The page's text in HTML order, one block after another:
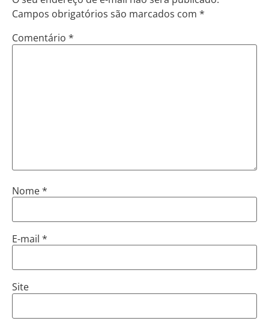
Campos obrigatórios são marcados com *
Comentário *
Nome*
E-mail *
Site